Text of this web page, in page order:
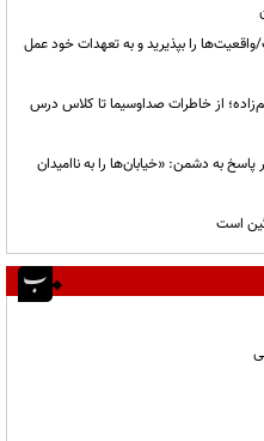
را بپذیرید و به تعهدات خود عمل
از خاطرات صداوسیما تا کلاس درس
به دشمن: «خیابان‌ها را به ناامیدان
است